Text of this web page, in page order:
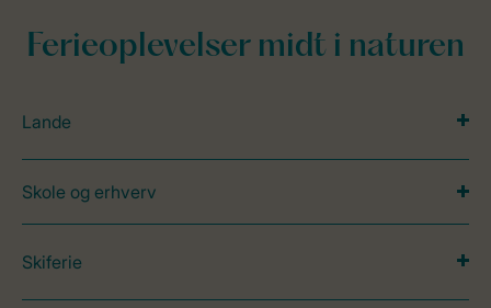
Ferieoplevelser midt i naturen
Lande
Skole og erhverv
Skiferie